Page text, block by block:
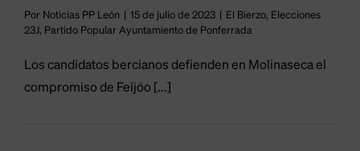
Popular
de
Por Noticias PP León 15 de julio de 2023 El Bierzo, Elecciones
23J, Partido Popular Ayuntamiento de Ponferrada
Los candidatos bercianos defienden en Molinaseca el
compromiso de Feijóo [...]
Los